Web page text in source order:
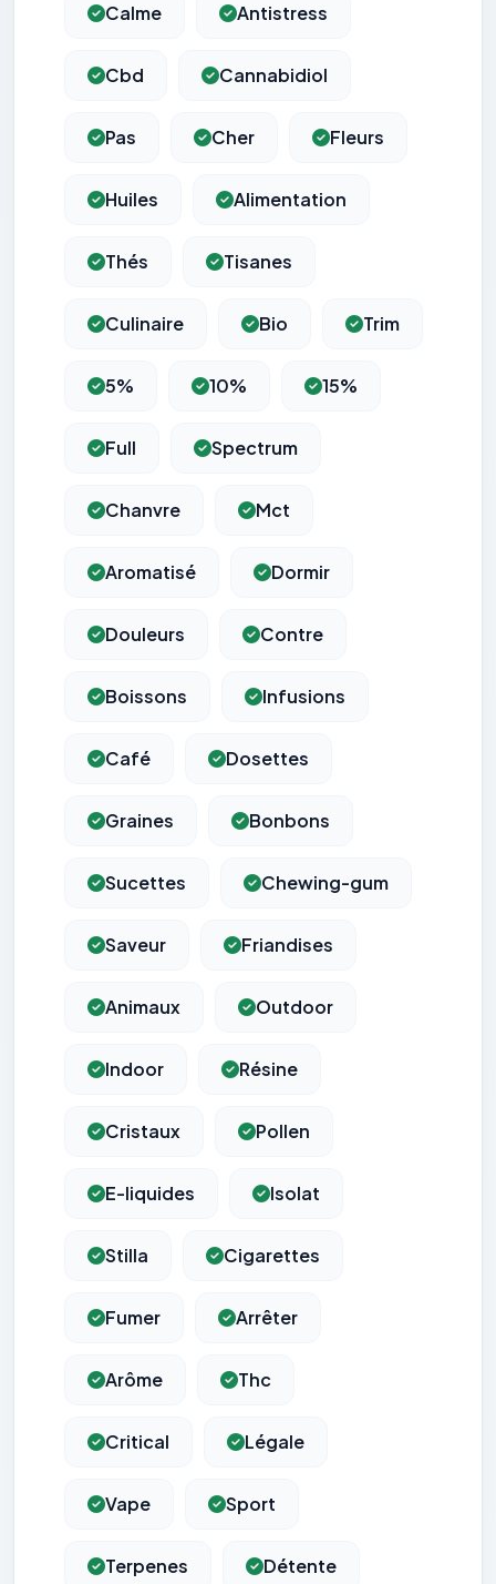
Calme Antistress
Cbd Cannabidiol
Pas Cher Fleurs
Huiles Alimentation
Thés Tisanes
Culinaire Bio Trim
5% 10% 15%
Full Spectrum
Chanvre Mct
Aromatisé Dormir
Douleurs Contre
Boissons Infusions
Café Dosettes
Graines Bonbons
Sucettes Chewing-gum
Saveur Friandises
Animaux Outdoor
Indoor Résine
Cristaux Pollen
E-liquides Isolat
Stilla Cigarettes
Fumer Arrêter
Arôme Thc
Critical Légale
Vape Sport
Terpenes Détente